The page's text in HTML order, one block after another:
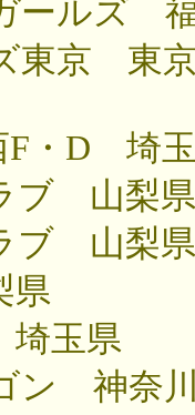
ールズ
東京 東
F・D 埼
ブ 山梨県
ブ 山梨県
県
玉県
ン 神奈